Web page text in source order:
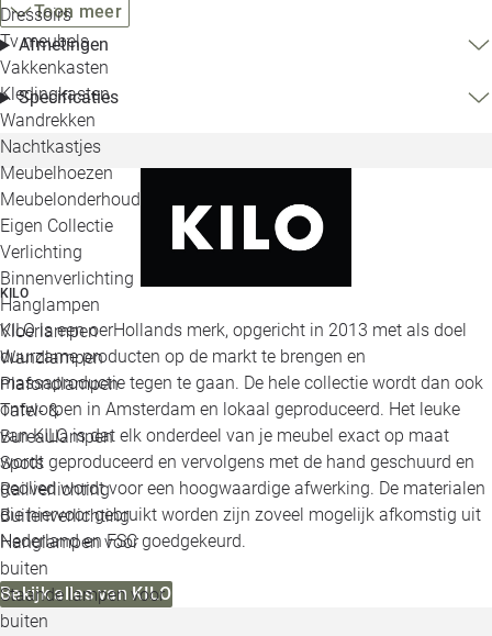
Dressoirs
Tv meubels
Vakkenkasten
Kledingkasten
Wandrekken
Nachtkastjes
Meubelhoezen
Meubelonderhoud
Eigen Collectie
Verlichting
Binnenverlichting
Hanglampen
Vloerlampen
Wandlampen
Plafondlampen
Tafel- &
Bureaulampen
Spots
Railverlichting
Buitenverlichting
Hanglampen voor
buiten
Staande lampen voor
buiten
Toon meer
Afmetingen
Specificaties
KILO
KILO is een oerHollands merk, opgericht in 2013 met als doel
duurzame producten op de markt te brengen en
massaproductie tegen te gaan. De hele collectie wordt dan ook
ontworpen in Amsterdam en lokaal geproduceerd. Het leuke
van KILO is dat elk onderdeel van je meubel exact op maat
wordt geproduceerd en vervolgens met de hand geschuurd en
geolied wordt voor een hoogwaardige afwerking. De materialen
die hiervoor gebruikt worden zijn zoveel mogelijk afkomstig uit
Nederland en FSC goedgekeurd.
Bekijk alles van KILO